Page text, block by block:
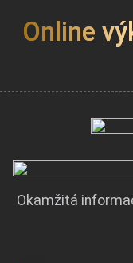
Online
Okamžitá